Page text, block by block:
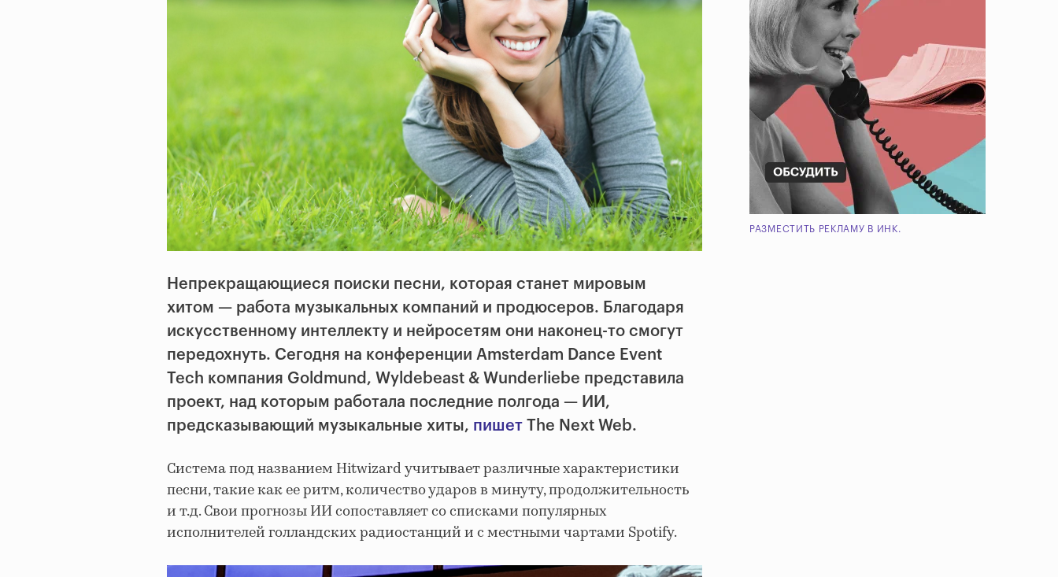
Непрекращающиеся поиски песни, которая станет мировым
хитом — работа музыкальных компаний и продюсеров. Благодаря
искусственному интеллекту и нейросетям они наконец-то смогут
передохнуть. Сегодня на конференции Amsterdam Dance Event
Tech компания Goldmund, Wyldebeast & Wunderliebe представила
проект, над которым работала последние полгода — ИИ,
предсказывающий музыкальные хиты, пишет The Next Web.
Система под названием Hitwizard учитывает различные характеристики
песни, такие как ее ритм, количество ударов в минуту, продолжительность
и т.д. Свои прогнозы ИИ сопоставляет со списками популярных
исполнителей голландских радиостанций и с местными чартами Spotify.
РАЗМЕСТИТЬ РЕКЛАМУ В ИНК.